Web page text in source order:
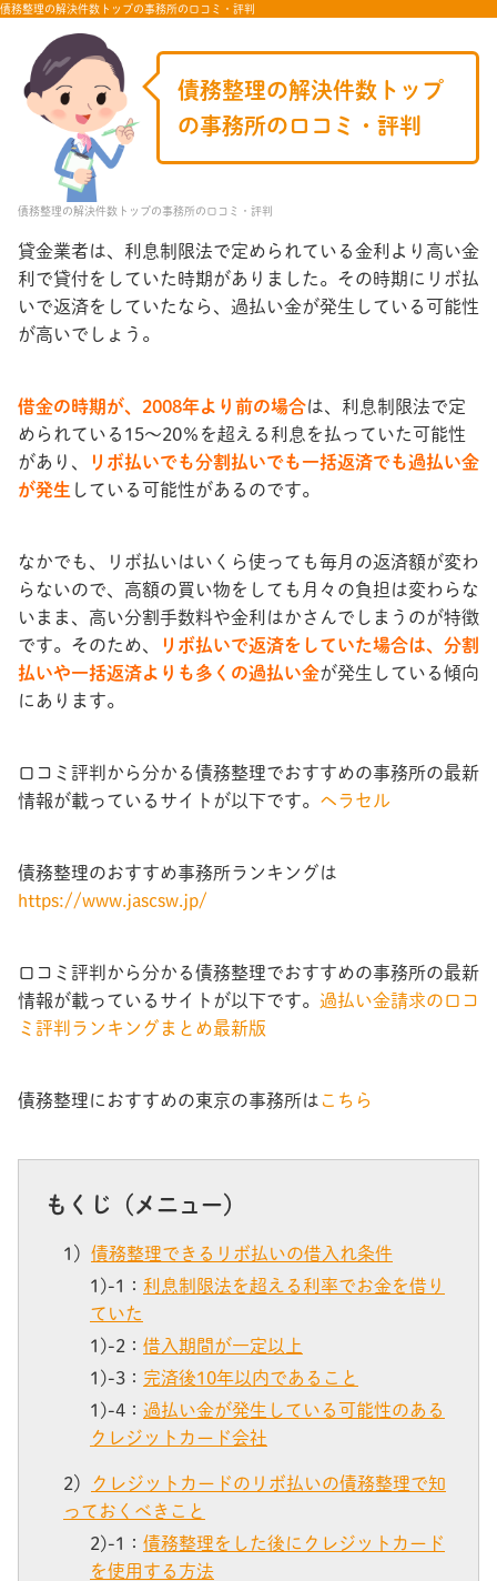
債務整理の解決件数トップの事務所の口コミ・評判
債務整理の解決件数トップ
の事務所の口コミ・評判
債務整理の解決件数トップの事務所の口コミ・評判
貸金業者は、利息制限法で定められている金利より高い金
利で貸付をしていた時期がありました。その時期にリボ払
いで返済をしていたなら、過払い金が発生している可能性
が高いでしょう。
借金の時期が、2008年より前の場合は、利息制限法で定
められている15～20％を超える利息を払っていた可能性
があり、
リボ払いでも分割払いでも一括返済でも過払い金
が発生 している可能性があるのです。
なかでも、リボ払いはいくら使っても毎月の返済額が変わ
らないので、高額の買い物をしても月々の負担は変わらな
いまま、高い分割手数料や金利はかさんでしまうのが特徴
です。そのため、
リボ払いで返済をしていた場合は、分割
払いや一括返済よりも多くの過払い金が発生している傾向
にあります。
口コミ評判から分かる債務整理でおすすめの事務所の最新
情報が載っているサイトが以下です。 ヘラセル
債務整理のおすすめ事務所ランキングは
https://www.jascsw.jp/
口コミ評判から分かる債務整理でおすすめの事務所の最新
情報が載っているサイトが以下です。 過払い金請求の口コ
ミ評判ランキングまとめ最新版
債務整理におすすめの東京の事務所は こちら
もくじ（メニュー）
1） 債務整理できるリボ払いの借入れ条件
1)-1： 利息制限法を超える利率でお金を借り
ていた
1)-2： 借入期間が一定以上
1)-3： 完済後10年以内であること
1)-4： 過払い金が発生している可能性のある
クレジットカード会社
2）
クレジットカードのリボ払いの債務整理で知
っておくべきこと
2)-1： 債務整理をした後にクレジットカード
を使用する方法